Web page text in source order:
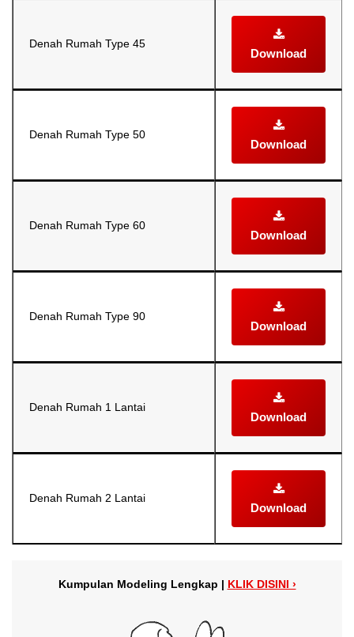
Denah Rumah Type 45
Download
Denah Rumah Type 50
Download
Denah Rumah Type 60
Download
Denah Rumah Type 90
Download
Denah Rumah 1 Lantai
Download
Denah Rumah 2 Lantai
Download
Kumpulan Modeling Lengkap | KLIK DISINI ›